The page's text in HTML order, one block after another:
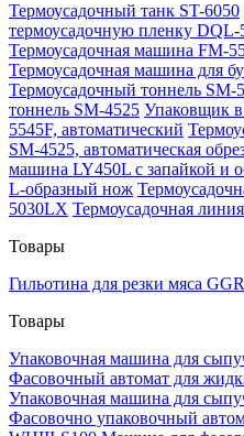
Термоусадочный танк ST-6050
термоусадочную пленку DQL-
Термоусадочная машина FM-
Термоусадочная машина для
Термоусадочный тоннель SM-
тоннель SM-4525 Упаковщик
5545F, автоматический
SM-4525, автоматическая
машина LY450L с запайкой и
L-образный нож
5030LX Термоусадочная
Товары
Гильотина для резки мяса
Товары
Упаковочная машина для
Фасовочный автомат для
Упаковочная машина для
Фасовочно упаковочный